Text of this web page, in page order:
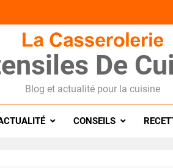
De
Blog et actualité pour la cuisine
CONSEILS